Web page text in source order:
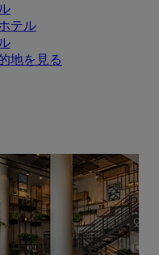
テル
地を見る